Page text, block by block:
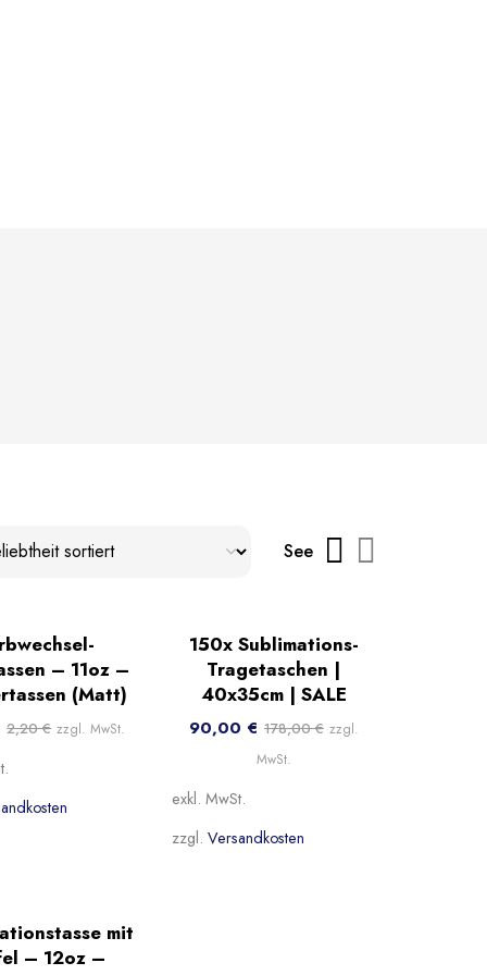
See
– 11oz –
(Matt)
2,20€ zzgl. MwSt.
-49%
Beliebt
150x Sublimations-
Tragetaschen |
40x35cm | SALE
90,00 € 178,00€ zzgl.
MwSt.
exkl. MwSt.
zzgl. Versandkosten
mit
– 12oz –